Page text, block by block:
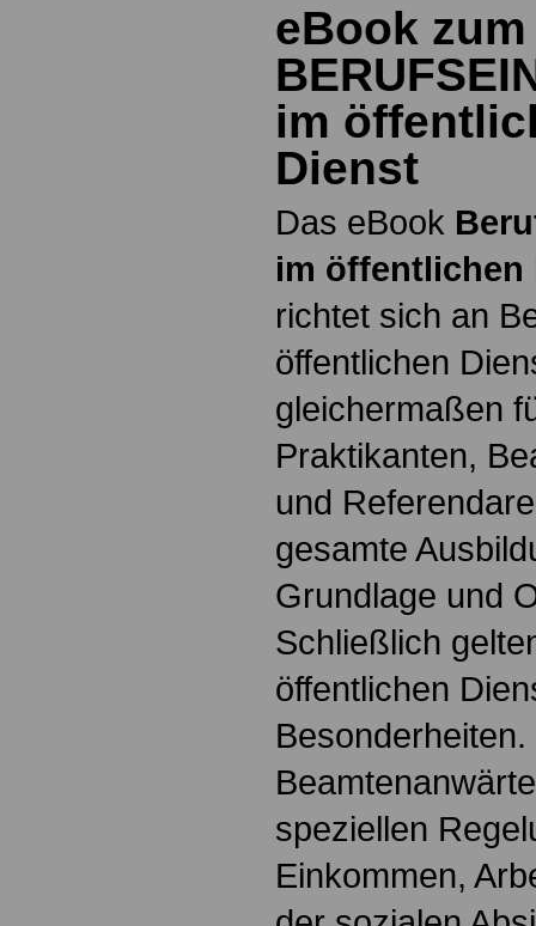
eBook zum
im
Dienst
Das eBook
im öffentlichen
richtet sich an
öffentlichen
gleichermaßen
Praktikanten,
und
gesamte
Grundlage und
Schließlich
öffentlichen
speziellen
Einkommen,